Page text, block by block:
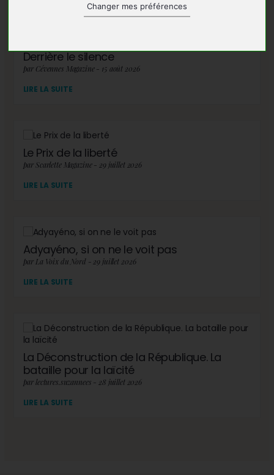
Changer mes préférences
Derrière le silence
par Cévennes Magazine - 15 août 2026
LIRE LA SUITE
Le Prix de la liberté
par Scarlette Magazine - 29 juillet 2026
LIRE LA SUITE
Adyayéno, si on ne le voit pas
par La Voix du Nord - 29 juillet 2026
LIRE LA SUITE
La Déconstruction de la République. La
bataille pour la laïcité
par lectures.suzannees - 28 juillet 2026
LIRE LA SUITE